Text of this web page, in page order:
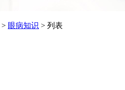
> 眼病知识 > 列表